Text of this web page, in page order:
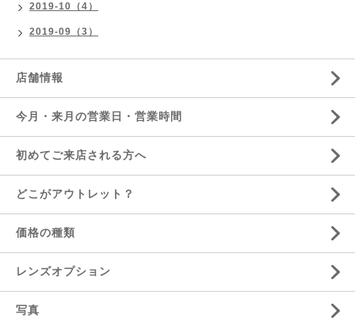
2019-10（4）
2019-09（3）
店舗情報
今月・来月の営業日・営業時間
初めてご来店される方へ
どこがアウトレット？
価格の種類
レンズオプション
写真